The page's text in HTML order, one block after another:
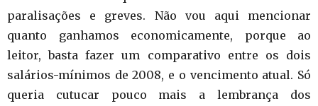
paralisações e greves. Não vou aqui mencionar
quanto ganhamos economicamente, porque ao
leitor, basta fazer um comparativo entre os dois
salários-mínimos de 2008, e o vencimento atual. Só
queria cutucar pouco mais a lembrança dos